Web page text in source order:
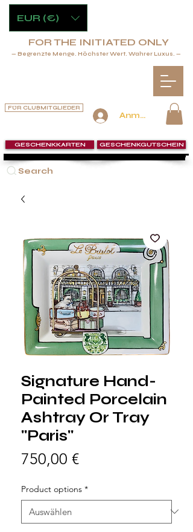
Anmelden
FÜR CLUBMITGLIEDER
Search
GESCHENKKARTEN GESCHENKGUTSCHEIN
FOR THE INITIATED ONLY
— Begrenzte Menge. Höchster Wert. Wahrer Luxus. —
EUR (€)
Signature Hand-
Painted Porcelain
Ashtray Or Tray
"Paris"
750,00 €Preis
Product options *